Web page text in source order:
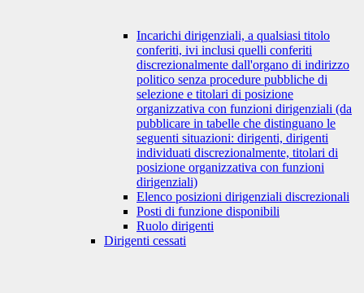
Incarichi dirigenziali, a qualsiasi titolo
conferiti, ivi inclusi quelli conferiti
discrezionalmente dall'organo di indirizzo
politico senza procedure pubbliche di
selezione e titolari di posizione
organizzativa con funzioni dirigenziali (da
pubblicare in tabelle che distinguano le
seguenti situazioni: dirigenti, dirigenti
individuati discrezionalmente, titolari di
posizione organizzativa con funzioni
dirigenziali)
Elenco posizioni dirigenziali discrezionali
Posti di funzione disponibili
Ruolo dirigenti
Dirigenti cessati